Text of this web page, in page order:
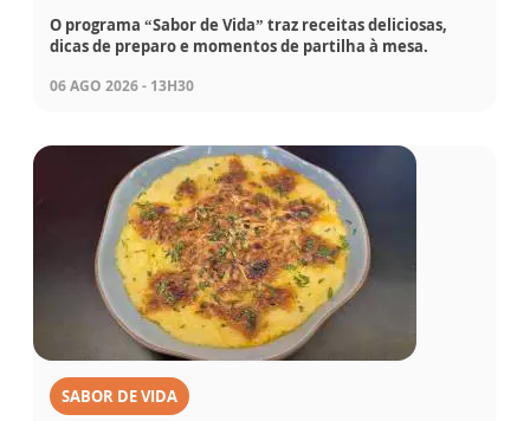
O programa “Sabor de Vida” traz receitas deliciosas,
dicas de preparo e momentos de partilha à mesa.
06 AGO 2026 - 13H30
SABOR DE VIDA